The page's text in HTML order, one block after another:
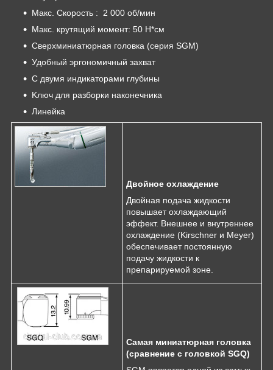
Макс. Скорость : 2 000 об/мин
Макс. крутящий момент: 50 Н*см
Сверхминиатюрная головка (серия SGM)
Удобный эргономичный захват
С двумя индикаторами глубины
Kлюч для разборки наконечника
Линейка
Двойное охлаждение
Двойная подача жидкости
повышает охлаждающий
эффект. Внешнее и внутреннее
охлаждение (Kirschner и Meyer)
обеспечивает постоянную
подачу жидкости к
препарируемой зоне.
Самая миниатюрная головка
(сравнение с головкой SGQ)